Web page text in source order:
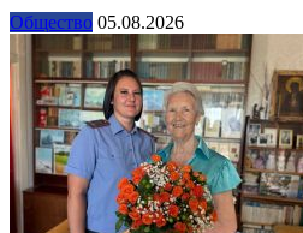
Общество 05.08.2026